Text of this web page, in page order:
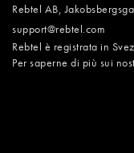
Rebtel AB,
support@rebtel.com
Rebtel è registrata in
Per saperne di più sui